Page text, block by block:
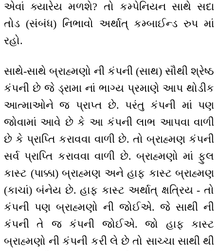
એવાં ક્યારેય મળશે? તો કમ્પેનિયન સાથે સદા
તોડ (સંબંધ) નિભાવો અર્થાત્ કમ્બાઈન્ડ રુપ માં
રહો.
સાથે-સાથે બ્રાહ્મણો ની કંપની (સાથ) સૌથી શ્રેષ્ઠ
કંપની છે જે ડ્રામા નાં ભાગ્ય પ્રમાણે આપ થોડીક
આત્માઓને જ પ્રાપ્ત છે. પરંતુ કંપની માં પણ
જોવામાં આવે છે કે આ કંપની લાભ આપવા વાળી
છે કે પ્રાપ્તિ કરાવવા વાળી છે. તો બ્રાહ્મણ કંપની
સર્વ પ્રાપ્તિ કરાવવા વાળી છે. બ્રાહ્મણો માં ફુલ
કાસ્ટ (પાક્કા) બ્રાહ્મણ અને હાફ કાસ્ટ બ્રાહ્મણ
(કાચાં) બંનેય છે. હાફ કાસ્ટ અર્થાત્ ક્ષત્રિય - તો
કંપની પણ બ્રાહ્મણો ની જોઈએ. જે સાથી ની
કંપની તે જ કંપની જોઈએ. જો હાફ કાસ્ટ
બ્રાહ્મણો ની કંપની કરી લે છે તો સાચ્ચા સાથી થી